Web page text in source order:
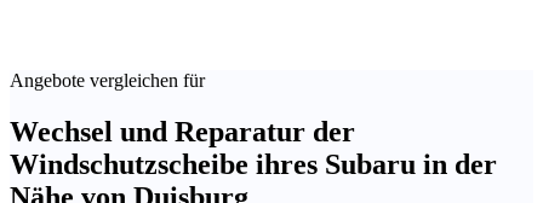
Angebote vergleichen für
Wechsel und Reparatur der
Windschutzscheibe ihres Subaru in der